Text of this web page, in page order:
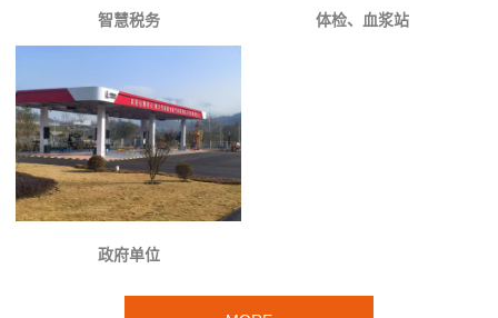
智慧税务 体检、血浆站
政府单位